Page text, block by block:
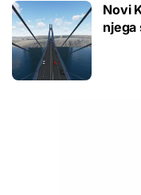
Novi
njega